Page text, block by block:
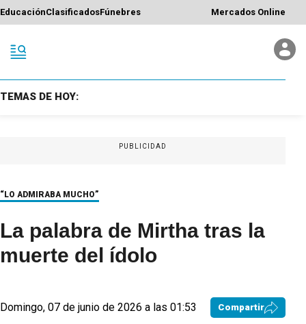
EducaciónClasificadosFúnebres Mercados Online
TEMAS DE HOY:
PUBLICIDAD
“LO ADMIRABA MUCHO”
La palabra de Mirtha tras la
muerte del ídolo
Domingo, 07 de junio de 2026 a las 01:53 Compartir